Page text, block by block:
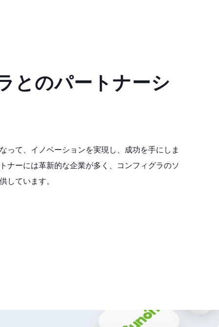
とのパートナーシ
って、イノベーションを実現し、成功を手にしま
ナーには革新的な企業が多く、コンフィグラのソ
しています。